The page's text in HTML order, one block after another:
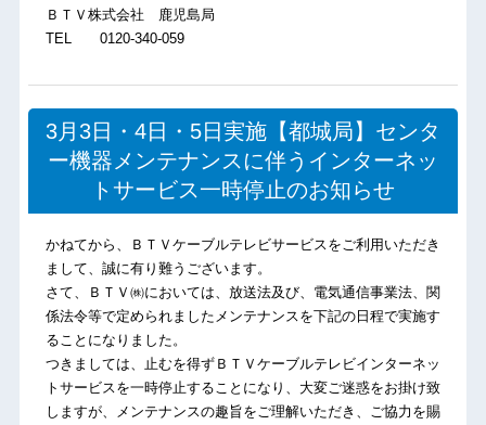
ＢＴＶ株式会社 鹿児島局
TEL 0120-340-059
3月3日・4日・5日実施【都城局】センタ
ー機器メンテナンスに伴うインターネッ
トサービス一時停止のお知らせ
かねてから、ＢＴＶケーブルテレビサービスをご利用いただき
まして、誠に有り難うございます。
さて、ＢＴＶ㈱においては、放送法及び、電気通信事業法、関
係法令等で定められましたメンテナンスを下記の日程で実施す
ることになりました。
つきましては、止むを得ずＢＴＶケーブルテレビインターネッ
トサービスを一時停止することになり、大変ご迷惑をお掛け致
しますが、メンテナンスの趣旨をご理解いただき、ご協力を賜